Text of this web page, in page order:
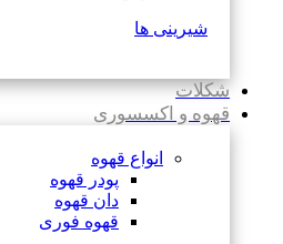
شیرینی ها
شکلات
قهوه و اکسسوری
انواع قهوه
پودر قهوه
دان قهوه
قهوه فوری